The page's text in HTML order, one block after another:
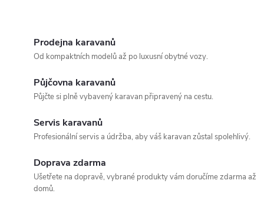
Prodejna karavanů
Od kompaktních modelů až po luxusní obytné vozy.
Půjčovna karavanů
Půjčte si plně vybavený karavan připravený na cestu.
Servis karavanů
Profesionální servis a údržba, aby váš karavan zůstal spolehlivý.
Doprava zdarma
Ušetřete na dopravě, vybrané produkty vám doručíme zdarma až
domů.